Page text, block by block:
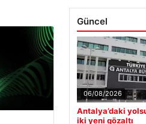
Güncel
06/08/2026
Antalya’daki
iki yeni gözaltı